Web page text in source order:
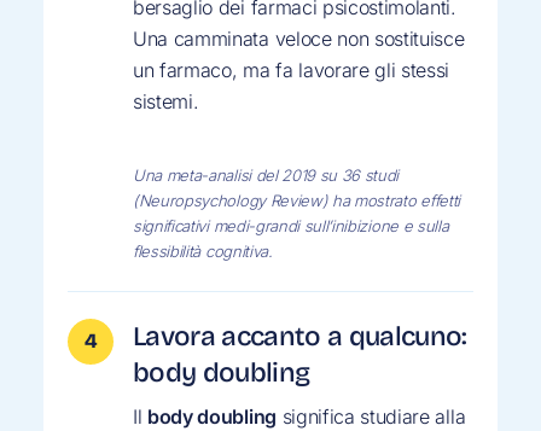
bersaglio dei farmaci psicostimolanti.
Una camminata veloce non sostituisce
un farmaco, ma fa lavorare gli stessi
sistemi.
Una meta-analisi del 2019 su 36 studi
(Neuropsychology Review) ha mostrato effetti
significativi medi-grandi sull’inibizione e sulla
flessibilità cognitiva.
Lavora accanto a qualcuno:
body doubling
Il body doubling significa studiare alla